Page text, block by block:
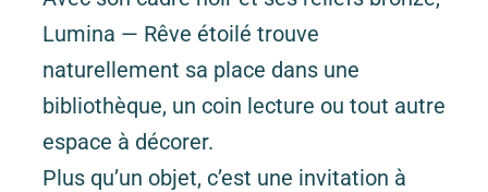
Lumina — Rêve étoilé trouve
naturellement sa place dans une
bibliothèque, un coin lecture ou tout autre
espace à décorer.
Plus qu’un objet, c’est une invitation à